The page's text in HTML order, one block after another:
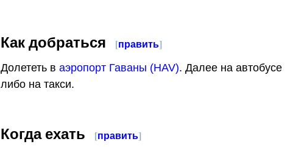
Как добраться [править]
Долететь в аэропорт Гаваны (HAV). Далее на автобусе
либо на такси.
Когда ехать [править]